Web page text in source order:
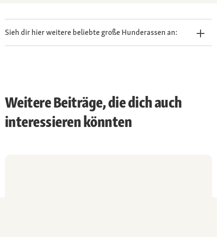
Sieh dir hier weitere beliebte große Hunderassen an:
Weitere Beiträge, die dich auch
interessieren könnten